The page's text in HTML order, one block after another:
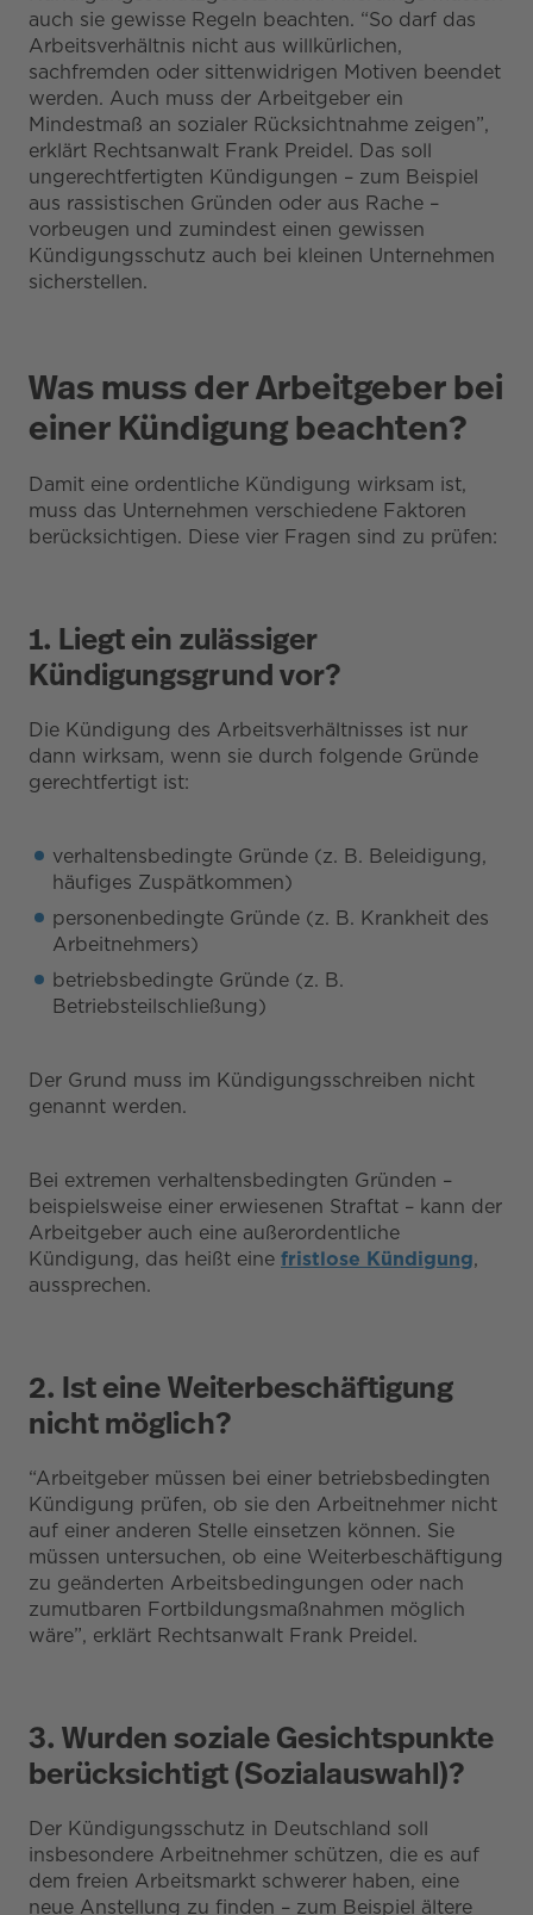
auch sie gewisse Regeln beachten. “So darf das
Arbeitsverhältnis nicht aus willkürlichen,
sachfremden oder sittenwidrigen Motiven beendet
werden. Auch muss der Arbeitgeber ein
Mindestmaß an sozialer Rücksichtnahme zeigen”,
erklärt Rechtsanwalt Frank Preidel. Das soll
ungerechtfertigten Kündigungen – zum Beispiel
aus rassistischen Gründen oder aus Rache –
vorbeugen und zumindest einen gewissen
Kündigungsschutz auch bei kleinen Unternehmen
sicherstellen.
Was muss der Arbeitgeber bei
einer Kündigung beachten?
Damit eine ordentliche Kündigung wirksam ist,
muss das Unternehmen verschiedene Faktoren
berücksichtigen. Diese vier Fragen sind zu prüfen:
1. Liegt ein zulässiger
Kündigungsgrund vor?
Die Kündigung des Arbeitsverhältnisses ist nur
dann wirksam, wenn sie durch folgende Gründe
gerechtfertigt ist:
verhaltensbedingte Gründe (z. B. Beleidigung,
häufiges Zuspätkommen)
personenbedingte Gründe (z. B. Krankheit des
Arbeitnehmers)
betriebsbedingte Gründe (z. B.
Betriebsteilschließung)
Der Grund muss im Kündigungsschreiben nicht
genannt werden.
Bei extremen verhaltensbedingten Gründen –
beispielsweise einer erwiesenen Straftat – kann der
Arbeitgeber auch eine außerordentliche
Kündigung, das heißt eine fristlose Kündigung,
aussprechen.
2. Ist eine Weiterbeschäftigung
nicht möglich?
“Arbeitgeber müssen bei einer betriebsbedingten
Kündigung prüfen, ob sie den Arbeitnehmer nicht
auf einer anderen Stelle einsetzen können. Sie
müssen untersuchen, ob eine Weiterbeschäftigung
zu geänderten Arbeitsbedingungen oder nach
zumutbaren Fortbildungsmaßnahmen möglich
wäre”, erklärt Rechtsanwalt Frank Preidel.
3. Wurden soziale Gesichtspunkte
berücksichtigt (Sozialauswahl)?
Der Kündigungsschutz in Deutschland soll
insbesondere Arbeitnehmer schützen, die es auf
dem freien Arbeitsmarkt schwerer haben, eine
neue Anstellung zu finden – zum Beispiel ältere